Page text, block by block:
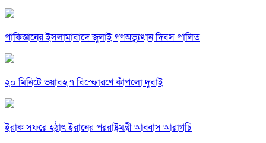
পাকিস্তানের ইসলামাবাদে জুলাই গণঅভ্যুত্থান দিবস পালিত
২০ মিনিটে ভয়াবহ ৭ বিস্ফোরণে কাঁপলো দুবাই
ইরাক সফরে হঠাৎ ইরানের পররাষ্ট্রমন্ত্রী আব্বাস আরাগচি